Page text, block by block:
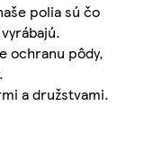
polia sú čo
ochranu pôdy,
a družstvami.